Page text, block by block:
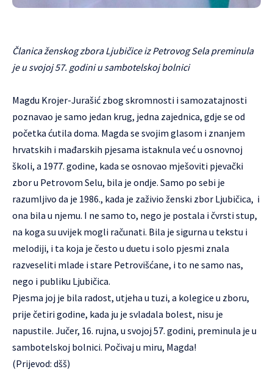
Članica ženskog zbora Ljubičice iz Petrovog Sela preminula
je u svojoj 57. godini u sambotelskoj bolnici
Magdu Krojer-Jurašić zbog skromnosti i samozatajnosti
poznavao je samo jedan krug, jedna zajednica, gdje se od
početka ćutila doma. Magda se svojim glasom i znanjem
hrvatskih i mađarskih pjesama istaknula već u osnovnoj
školi, a 1977. godine, kada se osnovao mješoviti pjevački
zbor u Petrovom Selu, bila je ondje. Samo po sebi je
razumljivo da je 1986., kada je zaživio ženski zbor Ljubičica, i
ona bila u njemu. I ne samo to, nego je postala i čvrsti stup,
na koga su uvijek mogli računati. Bila je sigurna u tekstu i
melodiji, i ta koja je često u duetu i solo pjesmi znala
razveseliti mlade i stare Petrovišćane, i to ne samo nas,
nego i publiku Ljubičica.
Pjesma joj je bila radost, utjeha u tuzi, a kolegice u zboru,
prije četiri godine, kada ju je svladala bolest, nisu je
napustile. Jučer, 16. rujna, u svojoj 57. godini, preminula je u
sambotelskoj bolnici. Počivaj u miru, Magda!
(Prijevod: dšš)